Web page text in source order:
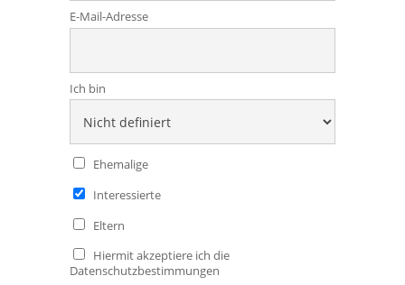
E-Mail-Adresse
Ich bin
Ehemalige
Interessierte
Eltern
Hiermit akzeptiere ich die
Datenschutzbestimmungen